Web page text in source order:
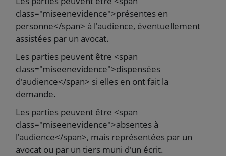
class="miseenevidence">présentes en
personne</span> à l'audience, éventuellement
assistées par un avocat.
Les parties peuvent être <span
class="miseenevidence">dispensées
d'audience</span> si elles en ont fait la
demande.
Les parties peuvent être <span
class="miseenevidence">absentes à
l'audience</span>, mais représentées par un
avocat ou par un tiers muni d'un écrit.